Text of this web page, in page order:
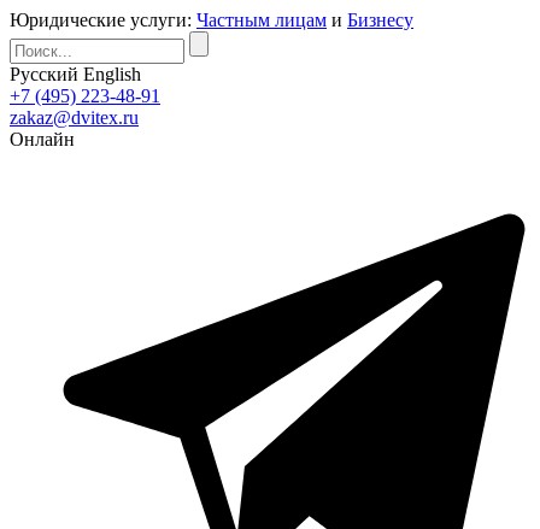
Юридические услуги: Частным лицам и Бизнесу
Русский English
+7 (495) 223-48-91
zakaz@dvitex.ru
Онлайн